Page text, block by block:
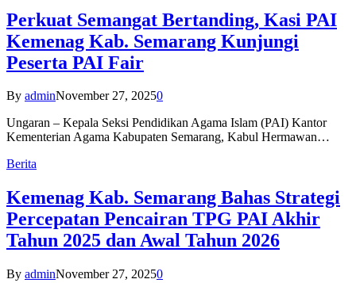
Perkuat Semangat Bertanding, Kasi PAI
Kemenag Kab. Semarang Kunjungi
Peserta PAI Fair
By adminNovember 27, 20250
Ungaran – Kepala Seksi Pendidikan Agama Islam (PAI) Kantor
Kementerian Agama Kabupaten Semarang, Kabul Hermawan…
Berita
Kemenag Kab. Semarang Bahas Strategi
Percepatan Pencairan TPG PAI Akhir
Tahun 2025 dan Awal Tahun 2026
By adminNovember 27, 20250